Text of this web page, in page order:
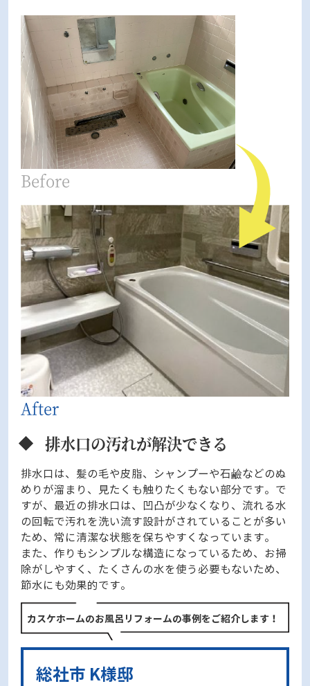
排水口の汚れが解決できる
排水口は、髪の毛や皮脂、シャンプーや石鹼などのぬ
めりが溜まり、見たくも触りたくもない部分です。で
すが、最近の排水口は、凹凸が少なくなり、流れる水
の回転で汚れを洗い流す設計がされていることが多い
ため、常に清潔な状態を保ちやすくなっています。
また、作りもシンプルな構造になっているため、お掃
除がしやすく、たくさんの水を使う必要もないため、
節水にも効果的です。
カスケホームのお風呂リフォームの事例をご紹介します！
総社市 K様邸